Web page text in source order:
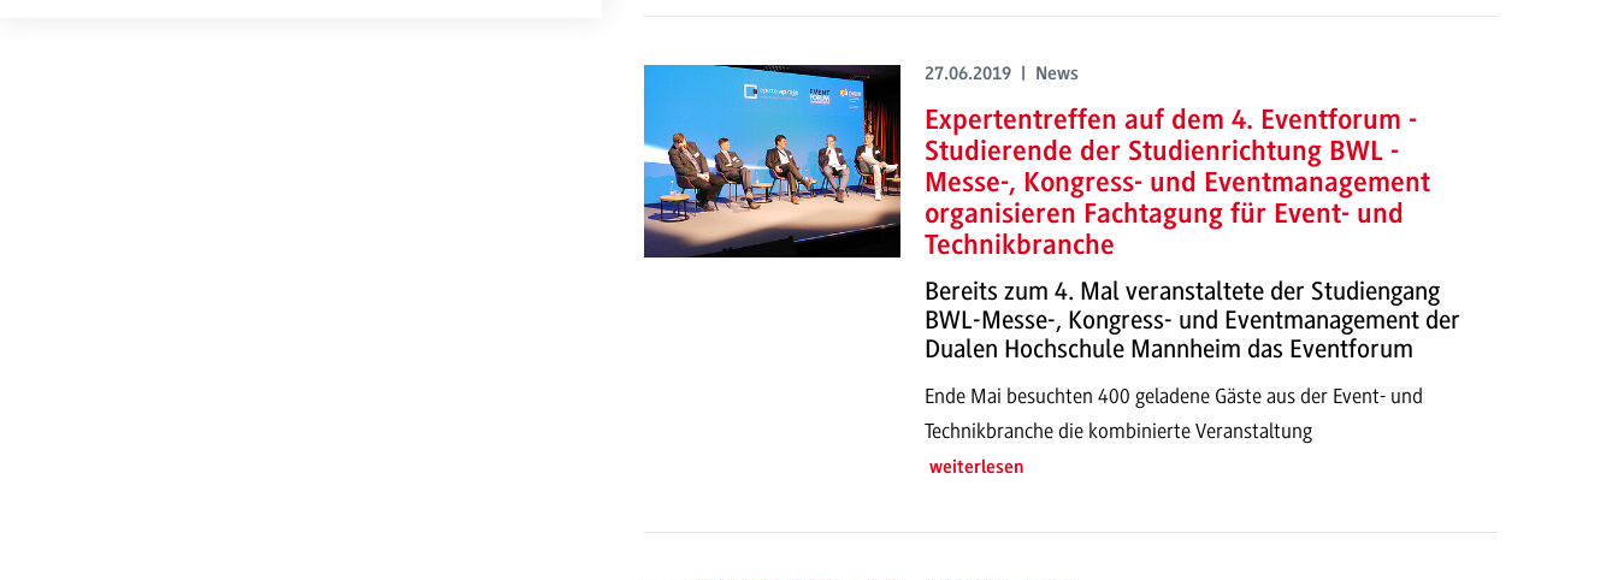
27.06.2019 | News
Expertentreffen auf dem 4. Eventforum -
Studierende der Studienrichtung BWL -
Messe-, Kongress- und Eventmanagement
organisieren Fachtagung für Event- und
Technikbranche
Bereits zum 4. Mal veranstaltete der Studiengang
BWL-Messe-, Kongress- und Eventmanagement der
Dualen Hochschule Mannheim das Eventforum
Ende Mai besuchten 400 geladene Gäste aus der Event- und
Technikbranche die kombinierte Veranstaltung
weiterlesen